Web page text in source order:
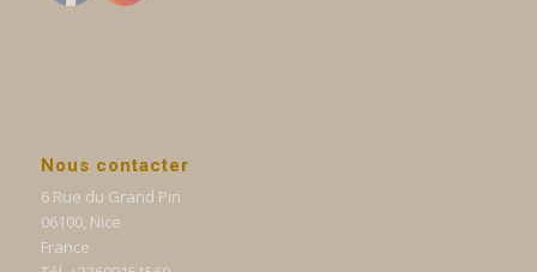
Nous contacter
6 Rue du Grand Pin
06100, Nice
France